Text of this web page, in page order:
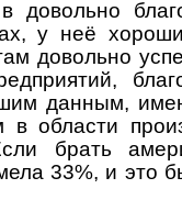
довольно
у неё
довольно
данным,
в области
брать
33%, и это